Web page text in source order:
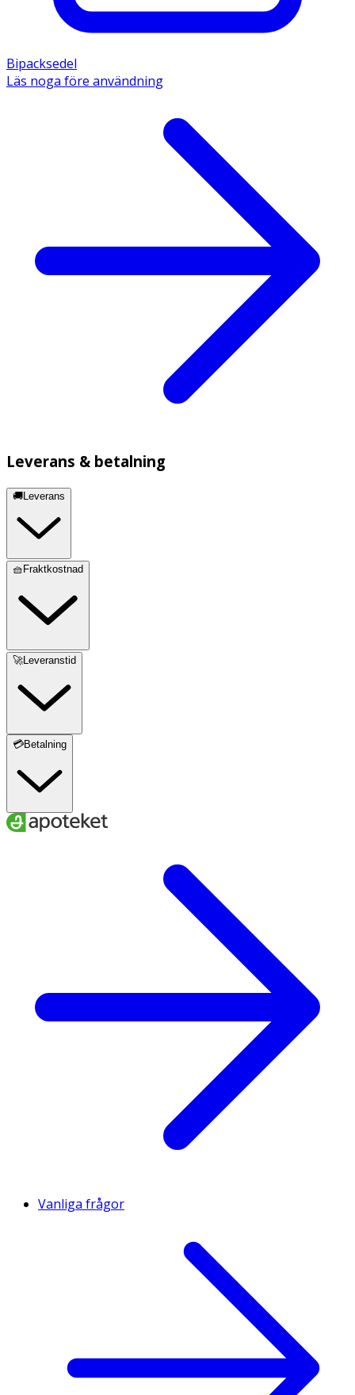
Bipacksedel
Läs noga före användning
Leverans & betalning
🚚Leverans
🧺Fraktkostnad
🚀Leveranstid
💳Betalning
Vanliga frågor